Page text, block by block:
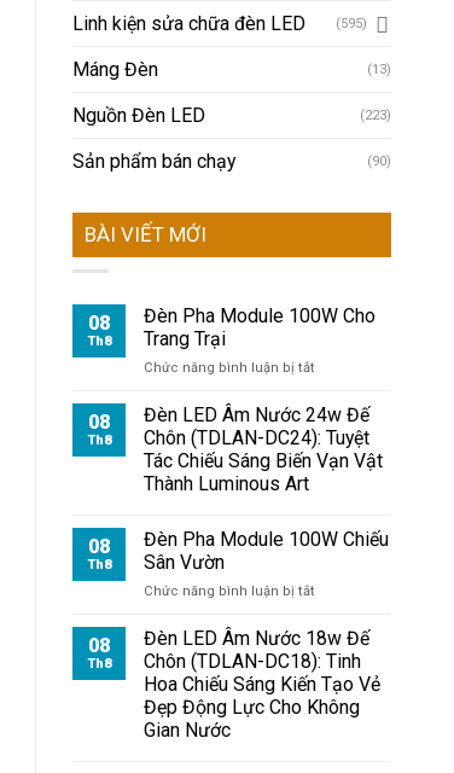
Linh kiện sửa chữa đèn LED (595)
Máng Đèn (13)
Nguồn Đèn LED (223)
Sản phẩm bán chạy (90)
BÀI VIẾT MỚI
08
Th8
Đèn Pha Module 100W Cho
Trang Trại
Chức năng bình luận bị tắt
Pha
Module
100W
Cho
08
Th8
Đèn LED Âm Nước 24w Đế
Chôn (TDLAN-DC24): Tuyệt
Tác Chiếu Sáng Biến Vạn Vật
Thành Luminous Art
08
Th8
Đèn Pha Module 100W Chiếu
Sân Vườn
Chức năng bình luận bị tắt
Pha
Module
100W
Chiếu
Sân
08
Th8
Đèn LED Âm Nước 18w Đế
Chôn (TDLAN-DC18): Tinh
Hoa Chiếu Sáng Kiến Tạo Vẻ
Đẹp Động Lực Cho Không
Gian Nước